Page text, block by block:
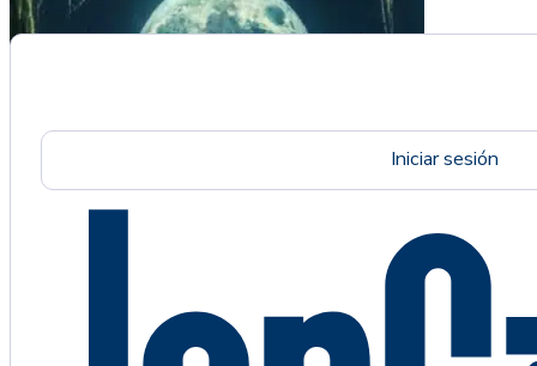
Iniciar sesión